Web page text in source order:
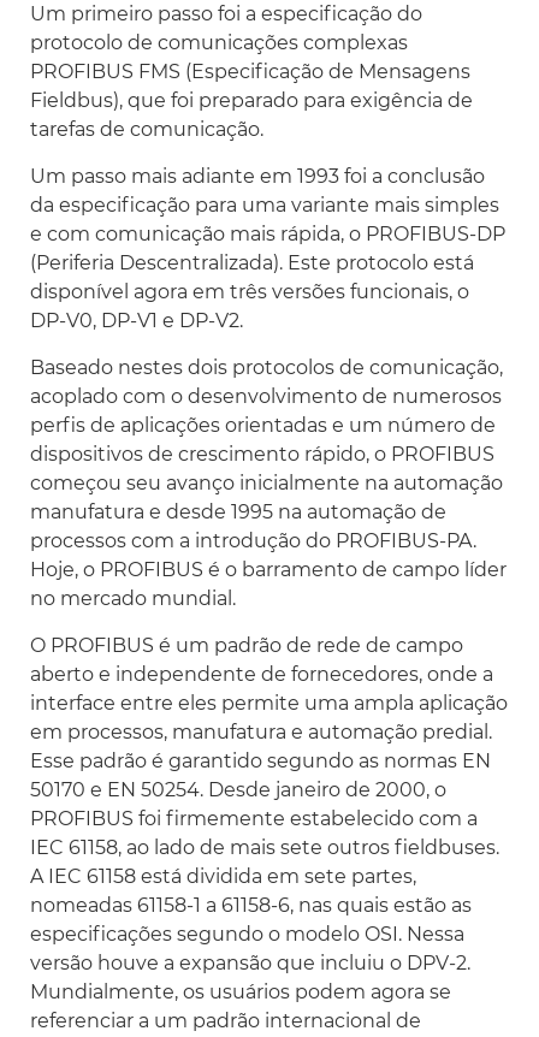
Um primeiro passo foi a especificação do
protocolo de comunicações complexas
PROFIBUS FMS (Especificação de Mensagens
Fieldbus), que foi preparado para exigência de
tarefas de comunicação.
Um passo mais adiante em 1993 foi a conclusão
da especificação para uma variante mais simples
e com comunicação mais rápida, o PROFIBUS-DP
(Periferia Descentralizada). Este protocolo está
disponível agora em três versões funcionais, o
DP-V0, DP-V1 e DP-V2.
Baseado nestes dois protocolos de comunicação,
acoplado com o desenvolvimento de numerosos
perfis de aplicações orientadas e um número de
dispositivos de crescimento rápido, o PROFIBUS
começou seu avanço inicialmente na automação
manufatura e desde 1995 na automação de
processos com a introdução do PROFIBUS-PA.
Hoje, o PROFIBUS é o barramento de campo líder
no mercado mundial.
O PROFIBUS é um padrão de rede de campo
aberto e independente de fornecedores, onde a
interface entre eles permite uma ampla aplicação
em processos, manufatura e automação predial.
Esse padrão é garantido segundo as normas EN
50170 e EN 50254. Desde janeiro de 2000, o
PROFIBUS foi firmemente estabelecido com a
IEC 61158, ao lado de mais sete outros fieldbuses.
A IEC 61158 está dividida em sete partes,
nomeadas 61158-1 a 61158-6, nas quais estão as
especificações segundo o modelo OSI. Nessa
versão houve a expansão que incluiu o DPV-2.
Mundialmente, os usuários podem agora se
referenciar a um padrão internacional de